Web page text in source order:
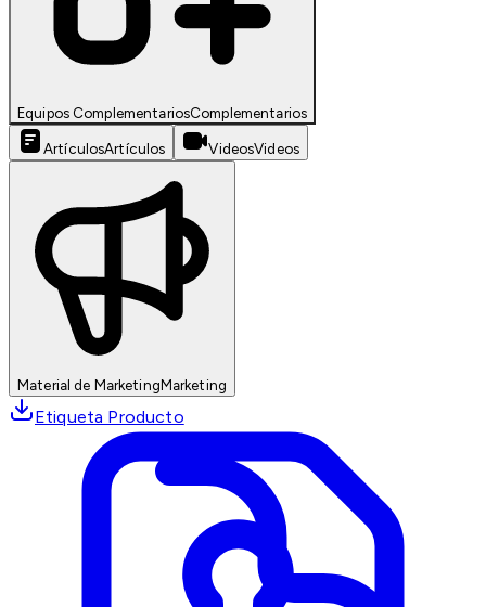
Equipos ComplementariosComplementarios
ArtículosArtículos VideosVideos
Material de MarketingMarketing
Etiqueta Producto